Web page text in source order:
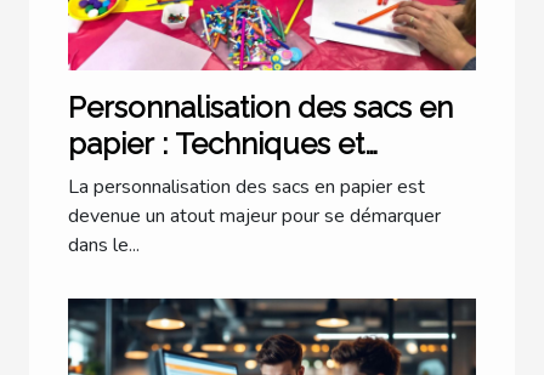
Personnalisation des sacs en
papier : Techniques et
Conseils
La personnalisation des sacs en papier est
devenue un atout majeur pour se démarquer
dans le...